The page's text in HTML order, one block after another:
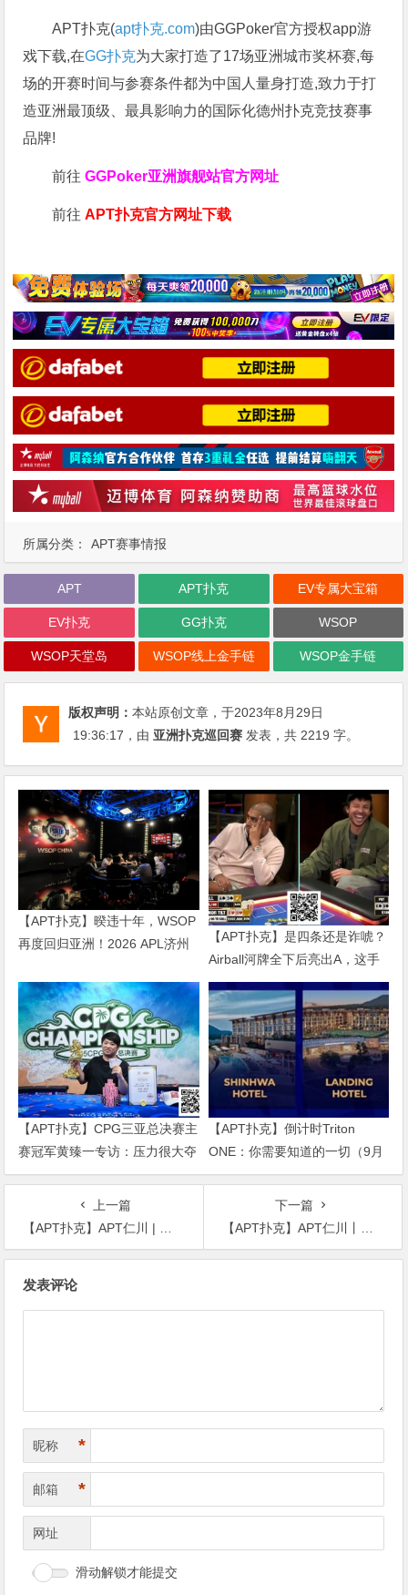
所属分类： APT赛事情报
APT扑克(apt扑克.com)由GGPoker官方授权app游
戏下载,在GG扑克为大家打造了17场亚洲城市奖杯赛,每
场的开赛时间与参赛条件都为中国人量身打造,致力于打
造亚洲最顶级、最具影响力的国际化德州扑克竞技赛事
品牌!
前往GGPoker亚洲旗舰站官方网址
前往 APT扑克官方网址下载
APT APT扑克 EV专属大宝箱
EV扑克 GG扑克 WSOP
WSOP天堂岛 WSOP线上金手链 WSOP金手链
版权声明：本站原创文章，于2023年8月29日
19:36:17 ，由 亚洲扑克巡回赛 发表，共 2219 字。
【APT扑克】暌违十年，WSOP
再度回归亚洲！2026 APL济州
【APT扑克】是四条还是诈唬？
Airball河牌全下后亮出A，这手
牌让对手陷入长考
【APT扑克】CPG三亚总决赛主
赛冠军黄臻一专访：压力很大夺
冠有些意外 感谢师傅对我的帮
【APT扑克】倒计时Triton
ONE：你需要知道的一切（9月
2日至8日）
上一篇
【APT扑克】APT仁川 | 塞尔维亚 Milos Petakovic 成为 APT 超级豪客赛冠军；奖金 1.456亿韩圆（约80万）
下一篇
【APT扑克】APT仁川丨中国 Hong Ru Zhang 开幕赛首次夺冠，奖金16万RMB
发表评论
昵称 *
邮箱 *
网址
滑动解锁才能提交